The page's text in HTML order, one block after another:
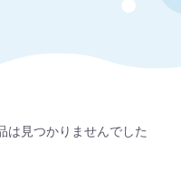
は見つかりませんでした